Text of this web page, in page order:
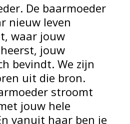
De baarmoeder
nieuw leven
waar jouw
jouw
bevindt. We zijn
uit die bron.
stroomt
jouw hele
vanuit haar ben je